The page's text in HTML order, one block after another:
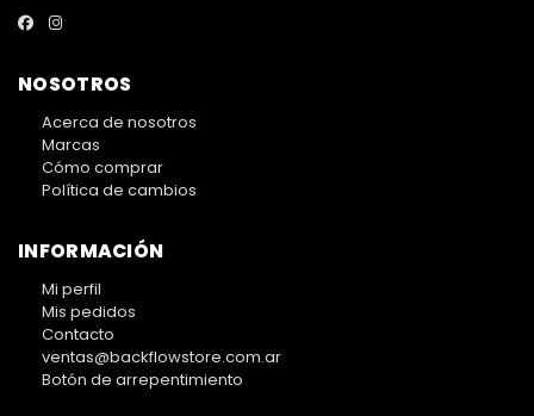
NOSOTROS
Acerca de nosotros
Marcas
Cómo comprar
Política de cambios
INFORMACIÓN
Mi perfil
Mis pedidos
Contacto
ventas@backflowstore.com.ar
Botón de arrepentimiento